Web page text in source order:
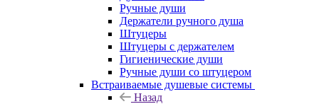
Ручные души
Держатели ручного душа
Штуцеры
Штуцеры с держателем
Гигиенические души
Ручные души со штуцером
Встраиваемые душевые системы
Назад